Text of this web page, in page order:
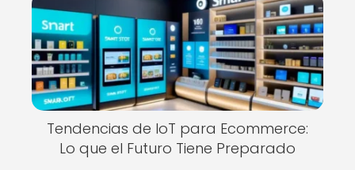
Tendencias de IoT para Ecommerce:
Lo que el Futuro Tiene Preparado